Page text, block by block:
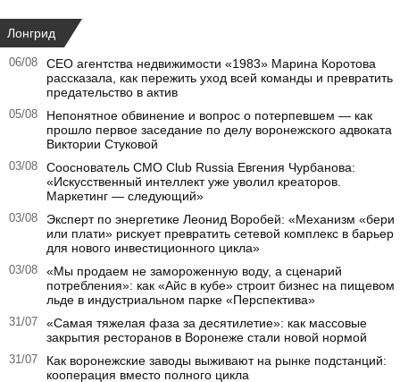
Лонгрид
06/08
CEO агентства недвижимости «1983» Марина Коротова
рассказала, как пережить уход всей команды и превратить
предательство в актив
05/08
Непонятное обвинение и вопрос о потерпевшем — как
прошло первое заседание по делу воронежского адвоката
Виктории Стуковой
03/08
Сооснователь CMO Club Russia Евгения Чурбанова:
«Искусственный интеллект уже уволил креаторов.
Маркетинг — следующий»
03/08
Эксперт по энергетике Леонид Воробей: «Механизм «бери
или плати» рискует превратить сетевой комплекс в барьер
для нового инвестиционного цикла»
03/08
«Мы продаем не замороженную воду, а сценарий
потребления»: как «Айс в кубе» строит бизнес на пищевом
льде в индустриальном парке «Перспектива»
31/07
«Самая тяжелая фаза за десятилетие»: как массовые
закрытия ресторанов в Воронеже стали новой нормой
31/07
Как воронежские заводы выживают на рынке подстанций:
кооперация вместо полного цикла